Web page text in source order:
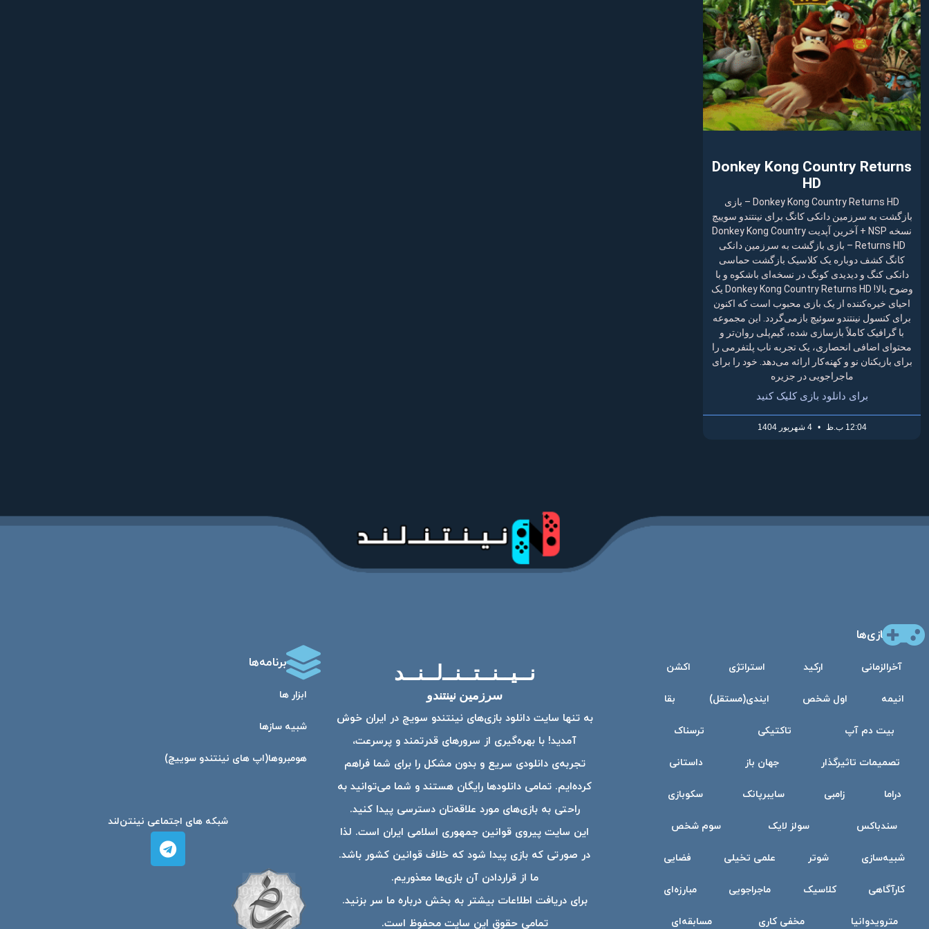
Donkey Kong Country Returns
HD
Donkey Kong Country Returns HD – بازی
بازگشت به سرزمین دانکی کانگ برای نینتندو سوییچ
نسخه NSP + آخرین آپدیت Donkey Kong Country
Returns HD – بازی بازگشت به سرزمین دانکی
کانگ کشف دوباره یک کلاسیک بازگشت حماسی
دانکی کنگ و دیدیدی کونگ در نسخه‌ای باشکوه و با
وضوح بالا! Donkey Kong Country Returns HD یک
احیای خیره‌کننده از یک بازی محبوب است که اکنون
برای کنسول نینتندو سوئیچ بازمی‌گردد. این مجموعه
با گرافیک کاملاً بازسازی شده، گیم‌پلی روان‌تر و
محتوای اضافی انحصاری، یک تجربه ناب پلتفرمی را
برای بازیکنان نو و کهنه‌کار ارائه می‌دهد. خود را برای
ماجراجویی در جزیره
برای دانلود بازی کلیک کنید
12:04 ب.ظ 4 شهریور 1404
بازی‌ها
آخرالزمانی ارکید استراتژی اکشن
انیمه اول شخص ایندی(مستقل) بقا
بیت دم آپ تاکتیکی ترسناک
تصمیمات تاثیرگذار جهان باز داستانی
دراما زامبی سایبرپانک سکوبازی
سندباکس سولز لایک سوم شخص
شبیه‌سازی شوتر علمی تخیلی فضایی
کارآگاهی کلاسیک ماجراجویی مبارزه‌ای
مترویدوانیا مخفی کاری مسابقه‌ای
نــیــنــتــنــ‌لــنــد
سرزمین نینتندو
به تنها سایت دانلود بازی‌های نینتندو سویچ در ایران خوش
آمدید! با بهره‌گیری از سرورهای قدرتمند و پرسرعت،
تجربه‌ی دانلودی سریع و بدون مشکل را برای شما فراهم
کرده‌ایم. تمامی دانلودها رایگان هستند و شما می‌توانید به
راحتی به بازی‌های مورد علاقه‌تان دسترسی پیدا کنید.
این سایت پیروی قوانین جمهوری اسلامی ایران است. لذا
در صورتی که بازی پیدا شود که خلاف قوانین کشور باشد.
ما از قراردادن آن بازی‌ها معذوریم.
برای دریافت اطلاعات بیشتر به بخش درباره ما سر بزنید.
تمامی حقوق این سایت محفوظ است.
برنامه‌ها
ابزار ها
شبیه ساز‌ها
هومبرو‌ها(اپ های نینتندو سوییچ)
شبکه های اجتماعی نینتن‌لند